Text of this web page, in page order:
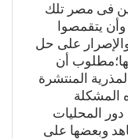
فى مصر تلك
يتقمصوا
على حل
أن
المنتشرة
المشكلة
المحليات
وبعضها على